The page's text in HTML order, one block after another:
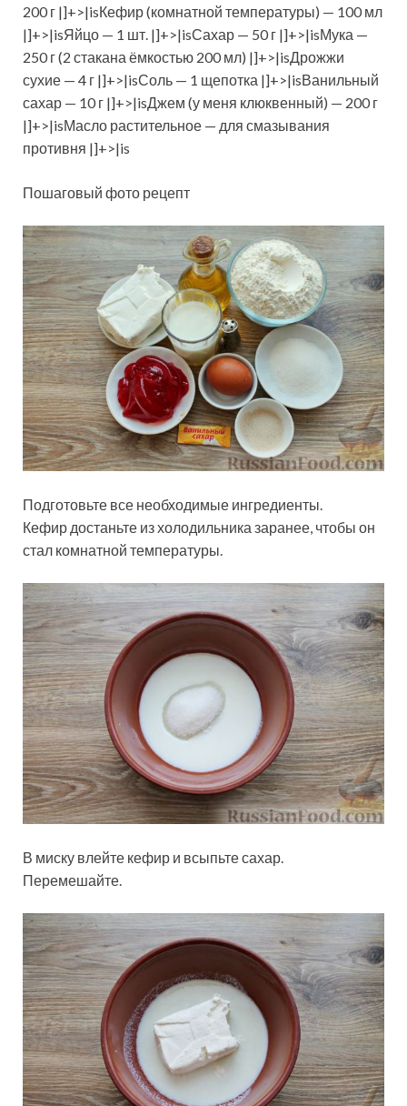
200 г |]+>|isКефир (комнатной температуры) — 100 мл
|]+>|isЯйцо — 1 шт. |]+>|isСахар — 50 г |]+>|isМука —
250 г (2 стакана ёмкостью 200 мл) |]+>|isДрожжи
сухие — 4 г |]+>|isСоль — 1 щепотка |]+>|isВанильный
сахар — 10 г |]+>|isДжем (у меня клюквенный) — 200 г
|]+>|isМасло растительное — для смазывания
противня |]+>|is
Пошаговый фото рецепт
Подготовьте все необходимые ингредиенты.
Кефир достаньте из холодильника заранее, чтобы он
стал комнатной температуры.
В миску влейте кефир и всыпьте сахар.
Перемешайте.